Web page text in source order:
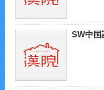
SW中国